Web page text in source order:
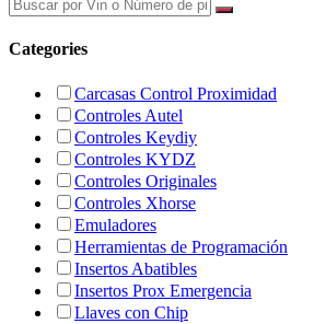
Categories
Carcasas Control Proximidad
Controles Autel
Controles Keydiy
Controles KYDZ
Controles Originales
Controles Xhorse
Emuladores
Herramientas de Programación
Insertos Abatibles
Insertos Prox Emergencia
Llaves con Chip